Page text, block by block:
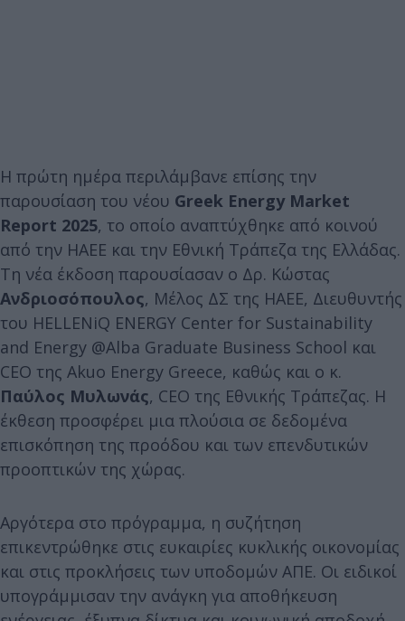
Η πρώτη ημέρα περιλάμβανε επίσης την
παρουσίαση του νέου Greek Energy Market
Report 2025, το οποίο αναπτύχθηκε από κοινού
από την HAEE και την Εθνική Τράπεζα της Ελλάδας.
Τη νέα έκδοση παρουσίασαν ο Δρ. Κώστας
Ανδριοσόπουλος, Μέλος ΔΣ της HAEE, Διευθυντής
του HELLENiQ ENERGY Center for Sustainability
and Energy @Alba Graduate Business School και
CEO της Akuo Energy Greece, καθώς και ο κ.
Παύλος Μυλωνάς, CEO της Εθνικής Τράπεζας. Η
έκθεση προσφέρει μια πλούσια σε δεδομένα
επισκόπηση της προόδου και των επενδυτικών
προοπτικών της χώρας.
Αργότερα στο πρόγραμμα, η συζήτηση
επικεντρώθηκε στις ευκαιρίες κυκλικής οικονομίας
και στις προκλήσεις των υποδομών ΑΠΕ. Οι ειδικοί
υπογράμμισαν την ανάγκη για αποθήκευση